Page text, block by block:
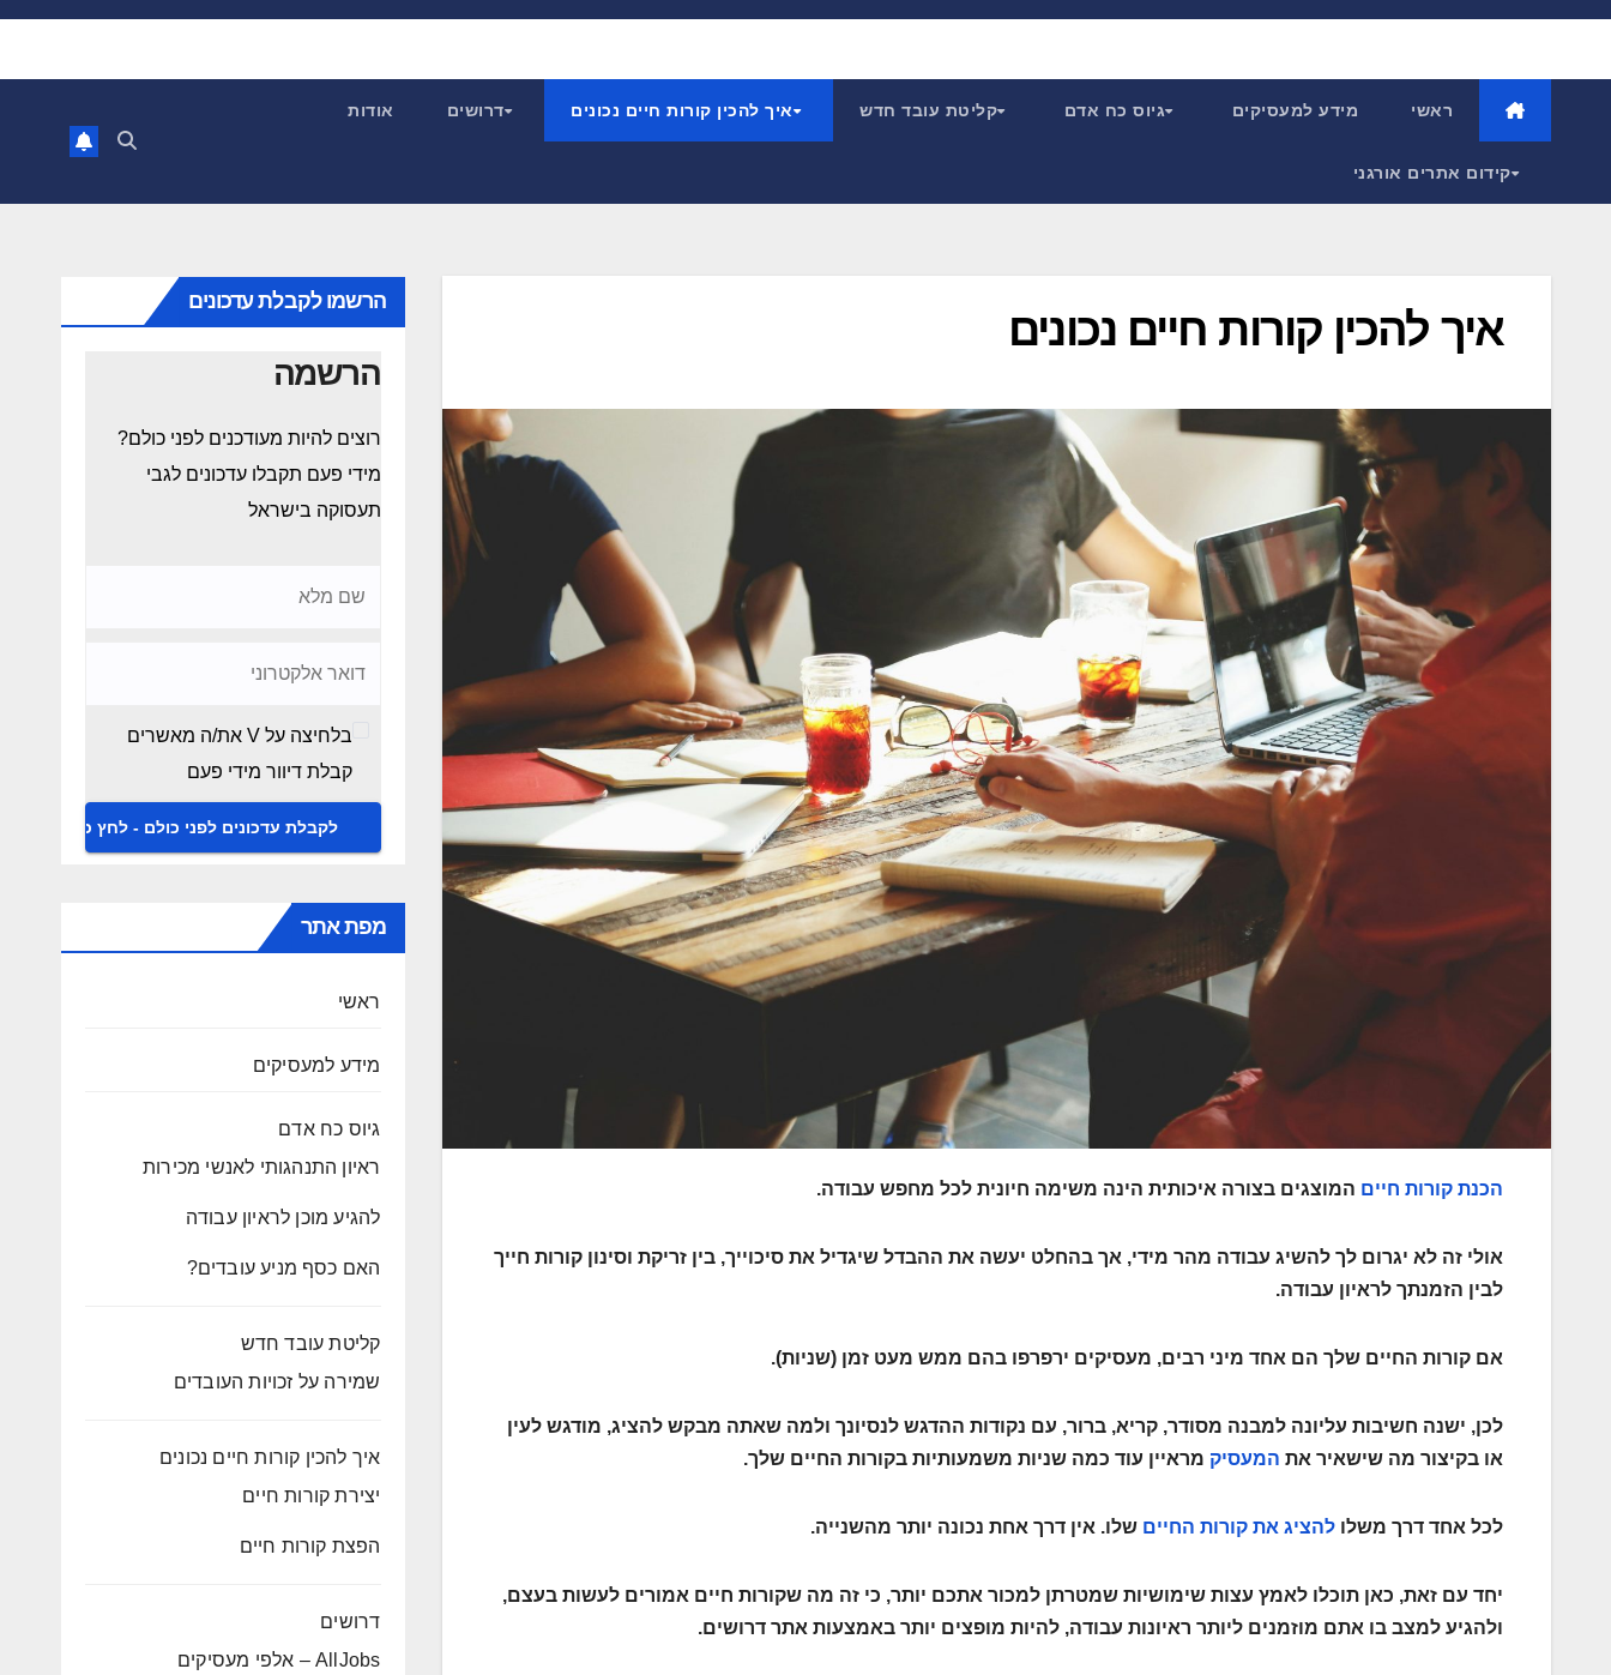
Skip
ראשי מידע למעסיקים גיוס כח אדם קליטת עובד חדש איך להכין קורות חיים נכונים דרושים אודות
קידום אתרים אורגני
איך להכין קורות חיים נכונים
הכנת קורות חיים המוצגים בצורה איכותית הינה משימה חיונית לכל מחפש עבודה.
אולי זה לא יגרום לך להשיג עבודה מהר מידי, אך בהחלט יעשה את ההבדל שיגדיל את סיכוייך, בין זריקת וסינון קורות חייך
לבין הזמנתך לראיון עבודה.
אם קורות החיים שלך הם אחד מיני רבים, מעסיקים ירפרפו בהם ממש מעט זמן (שניות).
לכן, ישנה חשיבות עליונה למבנה מסודר, קריא, ברור, עם נקודות ההדגש לנסיונך ולמה שאתה מבקש להציג, מודגש לעין
או בקיצור מה שישאיר את המעסיק מראיין עוד כמה שניות משמעותיות בקורות החיים שלך.
לכל אחד דרך משלו להציג את קורות החיים שלו. אין דרך אחת נכונה יותר מהשנייה.
יחד עם זאת, כאן תוכלו לאמץ עצות שימושיות שמטרתן למכור אתכם יותר, כי זה מה שקורות חיים אמורים לעשות בעצם,
ולהגיע למצב בו אתם מוזמנים ליותר ראיונות עבודה, להיות מופצים יותר באמצעות אתר דרושים.
הרשמו לקבלת עדכונים
הרשמה
רוצים להיות מעודכנים לפני כולם?
מידי פעם תקבלו עדכונים לגבי
תעסוקה בישראל
בלחיצה על V את/ה מאשרים
קבלת דיוור מידי פעם
מפת אתר
ראשי
מידע למעסיקים
גיוס כח אדם
ראיון התנהגותי לאנשי מכירות
להגיע מוכן לראיון עבודה
האם כסף מניע עובדים?
קליטת עובד חדש
שמירה על זכויות העובדים
איך להכין קורות חיים נכונים
יצירת קורות חיים
הפצת קורות חיים
דרושים
AllJobs – אלפי מעסיקים